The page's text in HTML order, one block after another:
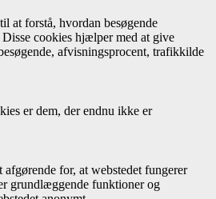
at forstå, hvordan besøgende
cookies hjælper med at give
afvisningsprocent, trafikkilde
er dem, der endnu ikke er
for, at webstedet fungerer
grundlæggende funktioner og